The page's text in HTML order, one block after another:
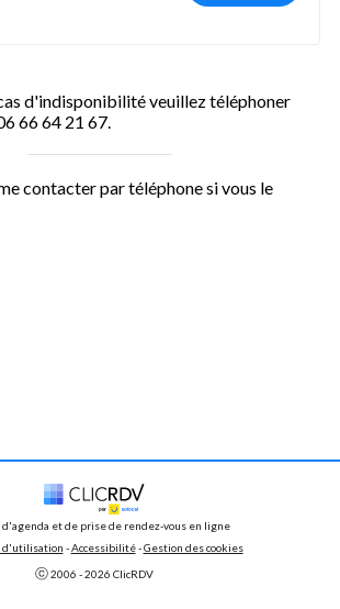
d'indisponibilité veuillez téléphoner
66 64 21 67.
contacter par téléphone si vous le
d'agenda et de prise de rendez-vous en ligne
d'utilisation - Accessibilité - Gestion des cookies
ⓒ 2006 - 2026 ClicRDV